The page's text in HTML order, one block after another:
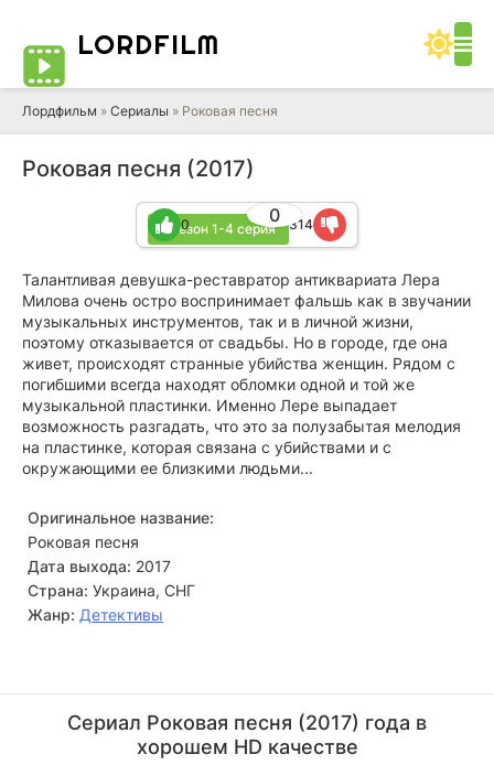
LORDFILM
Лордфильм » Сериалы » Роковая песня
Роковая песня (2017)
1 сезон 1-4 серия
0
0 314
Талантливая девушка-реставратор антиквариата Лера
Милова очень остро воспринимает фальшь как в звучании
музыкальных инструментов, так и в личной жизни,
поэтому отказывается от свадьбы. Но в городе, где она
живет, происходят странные убийства женщин. Рядом с
погибшими всегда находят обломки одной и той же
музыкальной пластинки. Именно Лере выпадает
возможность разгадать, что это за полузабытая мелодия
на пластинке, которая связана с убийствами и с
окружающими ее близкими людьми...
Оригинальное название:
Роковая песня
Дата выхода: 2017
Страна: Украина, СНГ
Жанр: Детективы
(хозяин куклы)
Сериал Роковая песня (2017) года в
хорошем HD качестве